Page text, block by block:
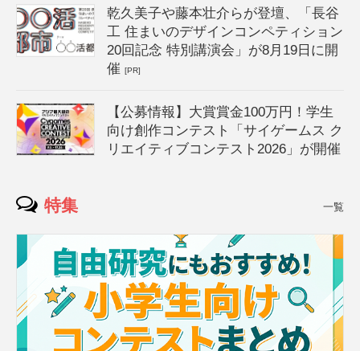
乾久美子や藤本壮介らが登壇、「長谷
工 住まいのデザインコンペティション
20回記念 特別講演会」が8月19日に開
催[PR]
【公募情報】大賞賞金100万円！学生
向け創作コンテスト「サイゲームス ク
リエイティブコンテスト2026」が開催
特集 一覧